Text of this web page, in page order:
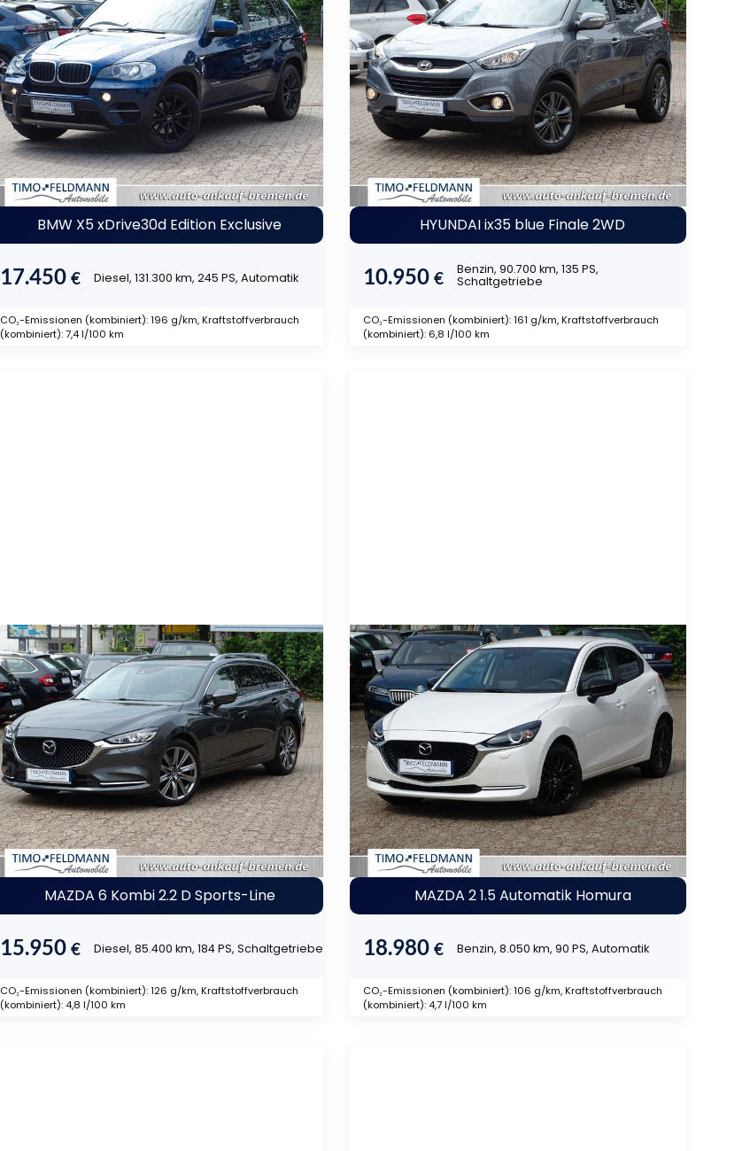
BMW X5 xDrive30d Edition Exclusive
17.450 € Diesel, 131.300 km, 245 PS, Automatik
CO₂-Emissionen (kombiniert): 196 g/km, Kraftstoffverbrauch
(kombiniert): 7,4 l/100 km
HYUNDAI ix35 blue Finale 2WD
10.950 €
Benzin, 90.700 km, 135 PS,
Schaltgetriebe
CO₂-Emissionen (kombiniert): 161 g/km, Kraftstoffverbrauch
(kombiniert): 6,8 l/100 km
MAZDA 6 Kombi 2.2 D Sports-Line
15.950 € Diesel, 85.400 km, 184 PS, Schaltgetriebe
CO₂-Emissionen (kombiniert): 126 g/km, Kraftstoffverbrauch
(kombiniert): 4,8 l/100 km
MAZDA 2 1.5 Automatik Homura
18.980 € Benzin, 8.050 km, 90 PS, Automatik
CO₂-Emissionen (kombiniert): 106 g/km, Kraftstoffverbrauch
(kombiniert): 4,7 l/100 km